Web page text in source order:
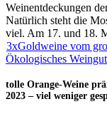
Weinentdeckungen
Natürlich steht die
viel. Am 17. und 18.
3xGoldweine vom
Ökologisches
tolle Orange-Weine
2023 – viel weniger